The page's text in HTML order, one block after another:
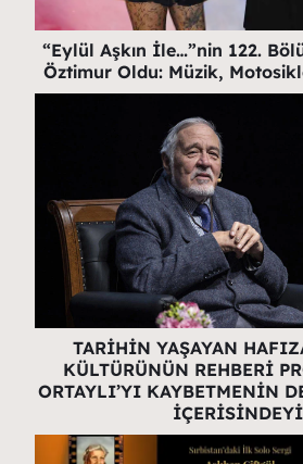
“Eylül Aşkın İle…”nin 122.
Öztimur Oldu: Müzik,
TARİHİN YAŞAYAN
KÜLTÜRÜNÜN REHBERİ
ORTAYLI’YI KAYBETMENİN